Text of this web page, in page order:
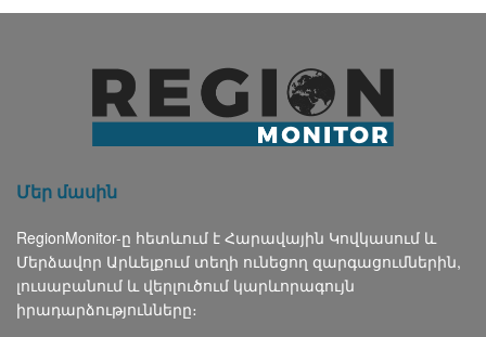
Մեր մասին
RegionMonitor-ը հետևում է Հարավային Կովկասում և
Մերձավոր Արևելքում տեղի ունեցող զարգացումներին,
լուսաբանում և վերլուծում կարևորագույն
իրադարձությունները։